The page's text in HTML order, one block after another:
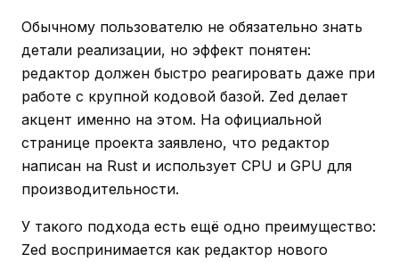
Обычному пользователю не обязательно знать
детали реализации, но эффект понятен:
редактор должен быстро реагировать даже при
работе с крупной кодовой базой. Zed делает
акцент именно на этом. На официальной
странице проекта заявлено, что редактор
написан на Rust и использует CPU и GPU для
производительности.
У такого подхода есть ещё одно преимущество:
Zed воспринимается как редактор нового